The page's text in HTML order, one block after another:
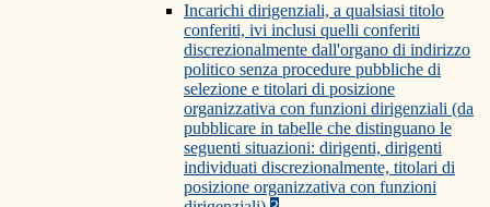
Incarichi dirigenziali, a qualsiasi titolo
conferiti, ivi inclusi quelli conferiti
discrezionalmente dall'organo di indirizzo
politico senza procedure pubbliche di
selezione e titolari di posizione
organizzativa con funzioni dirigenziali (da
pubblicare in tabelle che distinguano le
seguenti situazioni: dirigenti, dirigenti
individuati discrezionalmente, titolari di
posizione organizzativa con funzioni